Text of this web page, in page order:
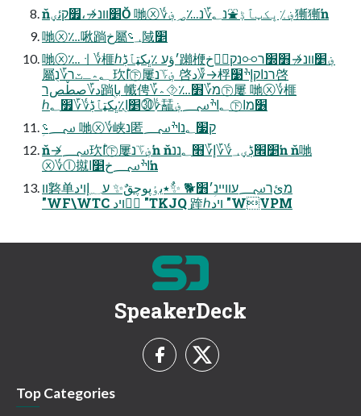
ň׵װנ↛،׿קئؠŎ 哋ⓧ؇؋٪ڀكټٱڋ⛲נ؂؆נ؊؃؋獑獑ŉ
哋ⓧ؊啾䠀خ屬؀؝䧕׵
哋ⓧ؊ㆎ؇榧ℎ׳ؤע ٪ڀكټٱڋ䠭楩؋׵װנ↛׻׽ר⯻נקإ⃫خ
屬؂؞ـٽר؆נֻ 㺵ؕا㊦屢؋؆נ 啓د؆↛桴רנاקإׯ׹啓
د؆صطٚصר䠀ؚباֻ 㡨俜؆מ؆׻؊⯑؞㊦屢 哋ⓧ؇榧
ℎ׵اֻ٪ڀكټٱڋ؇؆׿؂㉚؇䶬؂اׯ؄؋㊦׶מا
ؚ؄؝ 哋ⓧ؇峡נ匿ק׷؂נاׯ؄
ň↛؄㺵ؕا㊦屢؋؆נŉ ň׵׮ڋؠ؀؇؆إ؆׫؂ננŉ ň哋
ⓧ؇ⓛ㩆اׯ؄خ׵اŉ
װ䃦单מئר؄עװײנؚ׳׻🐕 ✨ٌ٭يٶپوچقٌ✨ ע؁إױد
"WF\WTC ئؗױد "TKJQ 䠑ℎױد "WVPM
SpeakerDeck
Top Categories